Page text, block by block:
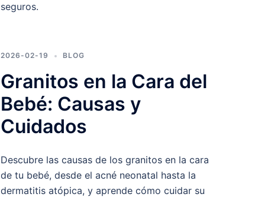
seguros.
2026-02-19 BLOG
Granitos en la Cara del
Bebé: Causas y
Cuidados
Descubre las causas de los granitos en la cara
de tu bebé, desde el acné neonatal hasta la
dermatitis atópica, y aprende cómo cuidar su